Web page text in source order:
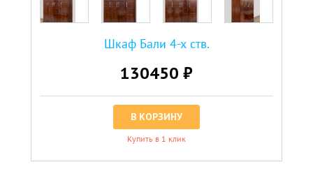
Шкаф Бали 4-х ств.
130450 ₽
В КОРЗИНУ
Купить в 1 клик